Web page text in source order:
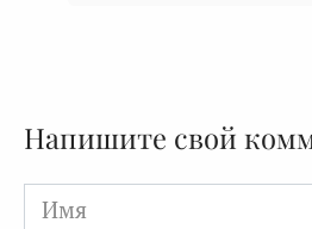
Напишите свой
Имя